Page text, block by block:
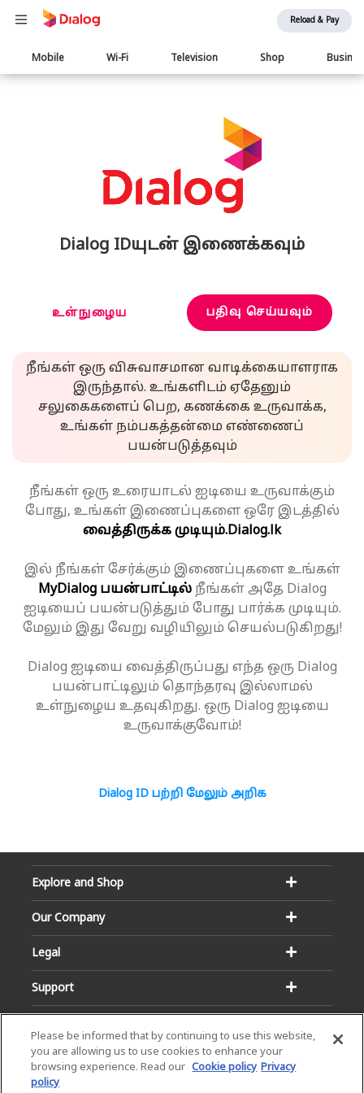
Reload & Pay
Main
navigation
Mobile Wi-Fi Television Shop
Dialog IDயுடன் இணைக்கவும்
உள்நுழைய பதிவு செய்யவும்
நீங்கள் ஒரு விசுவாசமான வாடிக்கையாளராக
இருந்தால். உங்களிடம் ஏதேனும்
சலுகைகளைப் பெற, கணக்கை உருவாக்க,
உங்கள் நம்பகத்தன்மை எண்ணைப்
பயன்படுத்தவும்
நீங்கள் ஒரு உரையாடல் ஐடியை உருவாக்கும்
போது, உங்கள் இணைப்புகளை ஒரே இடத்தில்
வைத்திருக்க முடியும்.Dialog.lk
இல் நீங்கள் சேர்க்கும் இணைப்புகளை உங்கள்
MyDialog பயன்பாட்டில்நீங்கள் அதே Dialog
ஐடியைப் பயன்படுத்தும் போது பார்க்க முடியும்.
மேலும் இது வேறு வழியிலும் செயல்படுகிறது!
Dialog ஐடியை வைத்திருப்பது எந்த ஒரு Dialog
பயன்பாட்டிலும் தொந்தரவு இல்லாமல்
உள்நுழைய உதவுகிறது. ஒரு Dialog ஐடியை
உருவாக்குவோம்!
Dialog ID பற்றி மேலும் அறிக
Explore and Shop
Our Company
Legal
Support
Please be informed that by continuing to use this website,
you are allowing us to use cookies to enhance your
browsing experience. Read our Cookie policy Privacy
policy